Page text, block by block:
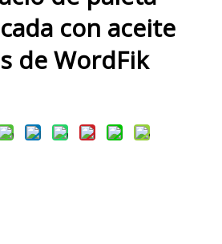
con aceite
de WordFik